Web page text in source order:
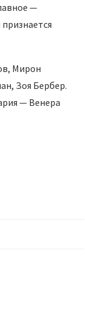
—
Мирон
Зоя Бербер.
— Венера